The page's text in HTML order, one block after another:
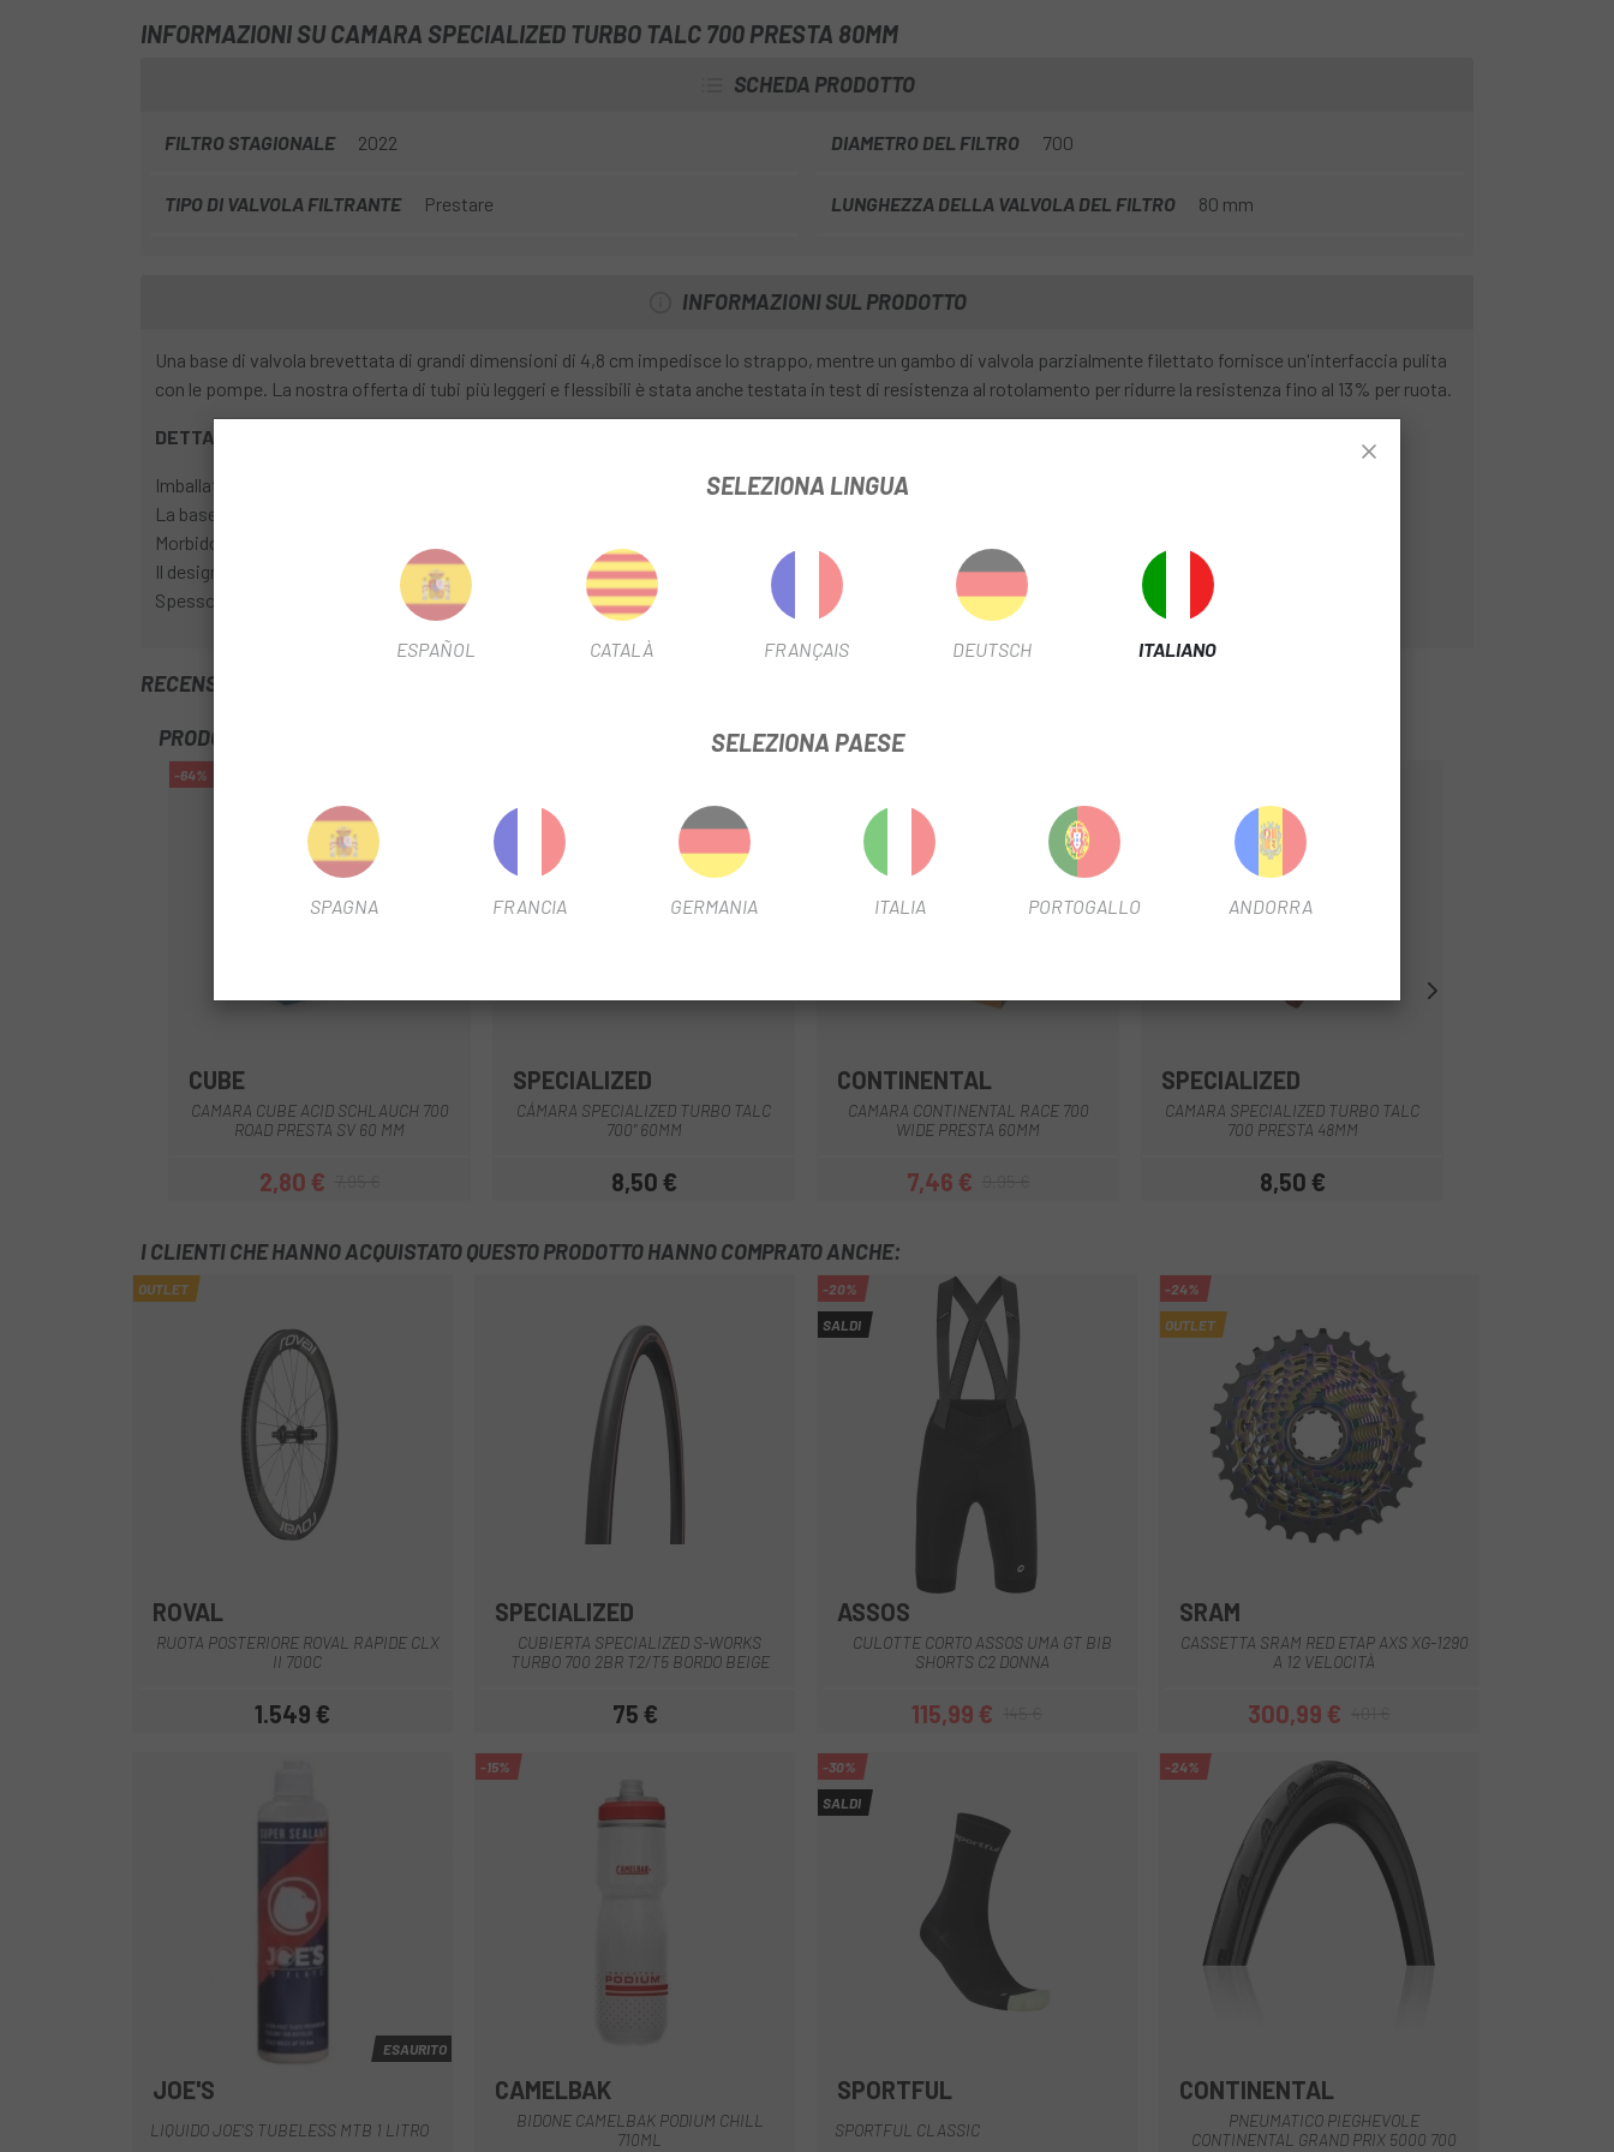
INFORMAZIONI SU CAMARA SPECIALIZED TURBO TALC 700 PRESTA 80MM
SCHEDA PRODOTTO
FILTRO STAGIONALE 2022 DIAMETRO DEL FILTRO 700
TIPO DI VALVOLA FILTRANTE Prestare LUNGHEZZA DELLA VALVOLA DEL FILTRO 80 mm
INFORMAZIONI SUL PRODOTTO
Una base di valvola brevettata di grandi dimensioni di 4,8 cm impedisce lo strappo, mentre un gambo di valvola parzialmente filettato fornisce un'interfaccia pulita
con le pompe. La nostra offerta di tubi più leggeri e flessibili è stata anche testata in test di resistenza al rotolamento per ridurre la resistenza fino al 13% per ruota.
DETTAGLI
Imballato in talco per facilitare l'installazione.
La base della valvola da 4,8 cm impedisce la rottura delle valvole.
Morbido nella parte superiore per facilitare l'inserimento della testa della pompa e ridurre l'usura delle parti interne della pompa.
Il design del tubo più sottile risparmia circa 40 grammi di peso rotante.
Spessore: 0,6 mm
RECENSIONI TRUSTED SHOPS
PRODOTTI SIMILI
-64%
CUBE
CAMARA CUBE ACID SCHLAUCH 700
ROAD PRESTA SV 60 MM
Prezzo
2,80 €Prezzo base
SPECIALIZED
CÁMARA SPECIALIZED TURBO TALC
700" 60MM
Prezzo
8,50 €
CONTINENTAL
CAMARA CONTINENTAL RACE 700
WIDE PRESTA 60MM
Prezzo
7,46 €Prezzo base
SPECIALIZED
CAMARA SPECIALIZED TURBO TALC
700 PRESTA 48MM
Prezzo
8,50 €
I CLIENTI CHE HANNO ACQUISTATO QUESTO PRODOTTO HANNO COMPRATO ANCHE:
OUTLET
ROVAL
RUOTA POSTERIORE ROVAL RAPIDE CLX
II 700C
Prezzo
1.549 €
Marrone
SPECIALIZED
CUBIERTA SPECIALIZED S-WORKS
TURBO 700 2BR T2/T5 BORDO BEIGE
Prezzo
75 €
-20%
SALDI
ASSOS
CULOTTE CORTO ASSOS UMA GT BIB
SHORTS C2 DONNA
Prezzo
115,99 €Prezzo base
-24%
OUTLET
SRAM
CASSETTA SRAM RED ETAP AXS XG-1290
A 12 VELOCITÀ
Prezzo
300,99 €Prezzo base
ESAURITO
JOE'S
LIQUIDO JOE'S TUBELESS MTB 1 LITRO
Blu Blu scuro
-15%
CAMELBAK
BIDONE CAMELBAK PODIUM CHILL
710ML
BORDEAUX
-30%
SALDI
SPORTFUL
SPORTFUL CLASSIC
-24%
CONTINENTAL
PNEUMATICO PIEGHEVOLE
CONTINENTAL GRAND PRIX 5000 700
SELEZIONA LINGUA
ESPAÑOL CATALÀ FRANÇAIS DEUTSCH ITALIANO
SELEZIONA PAESE
SPAGNA FRANCIA GERMANIA ITALIA PORTOGALLO ANDORRA